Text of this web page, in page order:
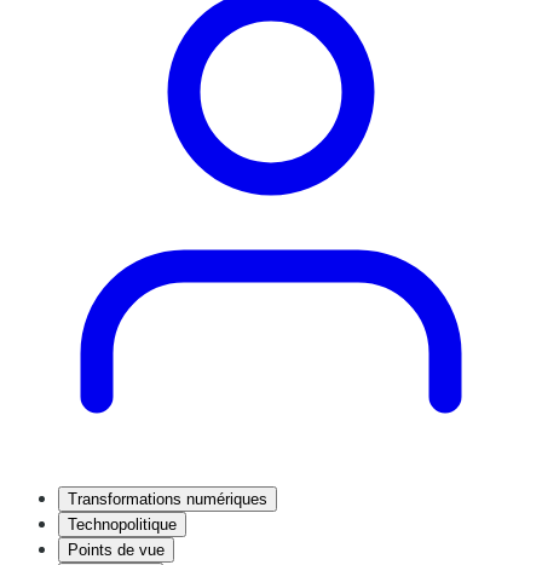
Transformations numériques
Technopolitique
Points de vue